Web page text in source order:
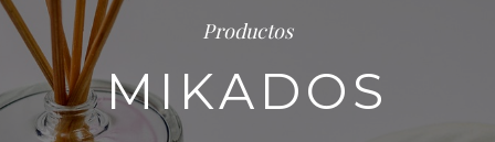
Productos
MIKADOS